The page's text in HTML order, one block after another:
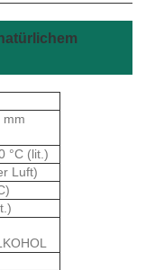
mm
°C (lit.)
Luft)